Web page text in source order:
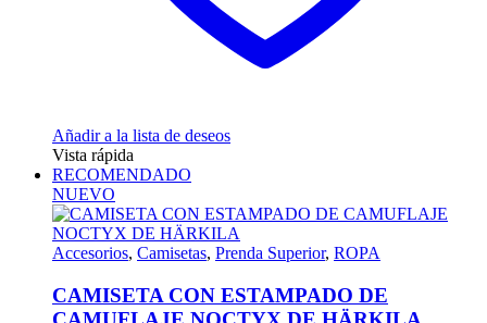
Añadir a la lista de deseos
Vista rápida
RECOMENDADO
NUEVO
Accesorios, Camisetas, Prenda Superior, ROPA
CAMISETA CON ESTAMPADO DE